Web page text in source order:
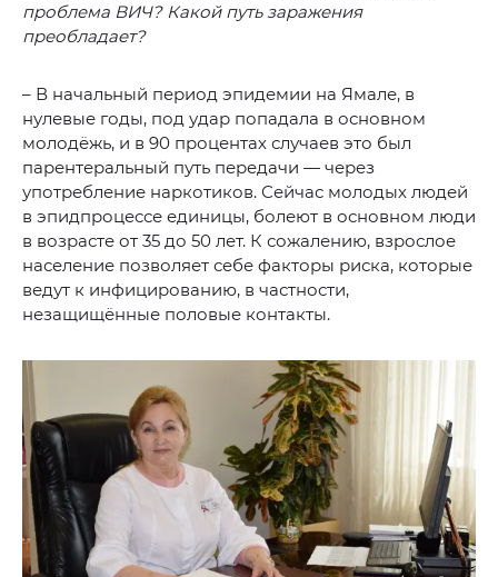
проблема ВИЧ? Какой путь заражения
преобладает?
– В начальный период эпидемии на Ямале, в
нулевые годы, под удар попадала в основном
молодёжь, и в 90 процентах случаев это был
парентеральный путь передачи — через
употребление наркотиков. Сейчас молодых людей
в эпидпроцессе единицы, болеют в основном люди
в возрасте от 35 до 50 лет. К сожалению, взрослое
население позволяет себе факторы риска, которые
ведут к инфицированию, в частности,
незащищённые половые контакты.